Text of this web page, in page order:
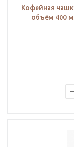
Кофейная
объём 400